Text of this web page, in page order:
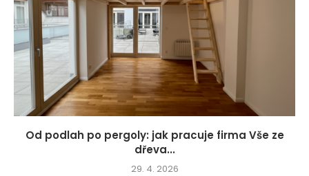
Od podlah po pergoly: jak pracuje firma Vše ze
dřeva...
29. 4. 2026